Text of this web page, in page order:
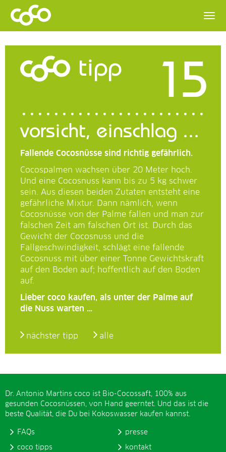
tipp 15
vorsicht, einschlag ...
Fallende Cocosnüsse sind richtig gefährlich.
Cocospalmen wachsen über 20 Meter hoch.
Und eine Cocosnuss kann bis zu 5 kg schwer
sein. Aus diesen beiden Zutaten entsteht eine
gefährliche Mixtur. Dann nämlich, wenn
Cocosnüsse von der Palme fallen und man zur
falschen Zeit am falschen Ort ist. Durch das
Gewicht der Cocosnuss und die
Fallgeschwindigkeit, schlägt eine fallende
Cocosnuss mit über einer Tonne Gewichtskraft
auf den Boden auf; hoffentlich auf den Boden
auf.
Lieber coco kaufen, als unter der Palme auf
die Nuss warten …
nächster tipp alle
Dr. Antonio Martins coco ist Bio-Cocossaft, 100% aus
gesunden Cocosnüssen, von Hand geerntet. Und das ist die
beste Qualität, die Du bei Kokoswasser kaufen kannst.
FAQs
coco tipps
presse
kontakt